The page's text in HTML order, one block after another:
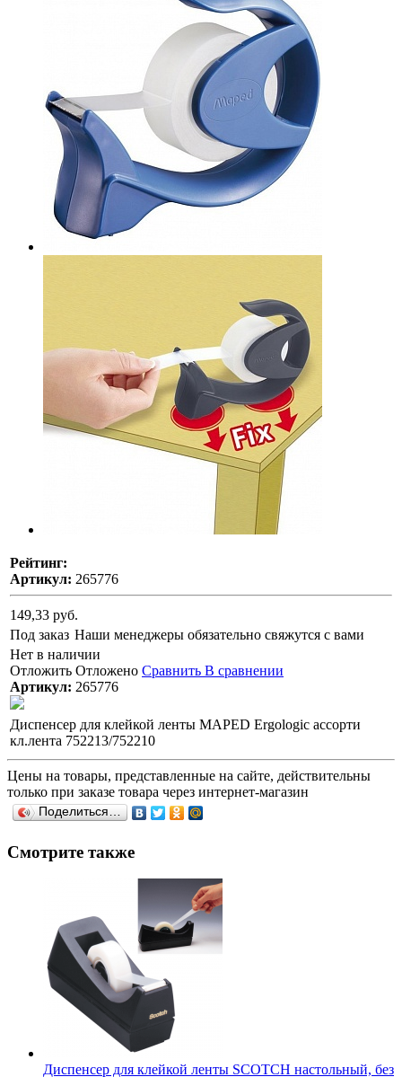
Рейтинг:
Артикул: 265776
149,33 руб.
Под заказ Наши менеджеры обязательно свяжутся с вами
Нет в наличии
Отложить Отложено Сравнить В сравнении
Артикул: 265776
Диспенсер для клейкой ленты MAPED Ergologic ассорти
кл.лента 752213/752210
Цены на товары, представленные на сайте, действительны
только при заказе товара через интернет-магазин
Поделиться…
Смотрите также
Диспенсер для клейкой ленты SCOTCH настольный, без